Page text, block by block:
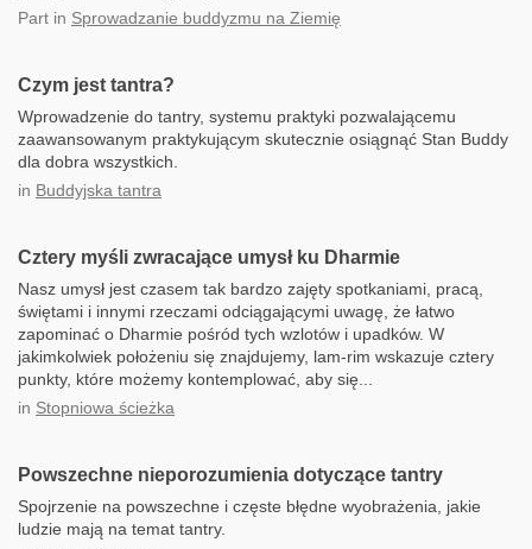
Part in Sprowadzanie buddyzmu na Ziemię
Czym jest tantra?
Wprowadzenie do tantry, systemu praktyki pozwalającemu
zaawansowanym praktykującym skutecznie osiągnąć Stan Buddy
dla dobra wszystkich.
in Buddyjska tantra
Cztery myśli zwracające umysł ku Dharmie
Nasz umysł jest czasem tak bardzo zajęty spotkaniami, pracą,
świętami i innymi rzeczami odciągającymi uwagę, że łatwo
zapominać o Dharmie pośród tych wzlotów i upadków. W
jakimkolwiek położeniu się znajdujemy, lam-rim wskazuje cztery
punkty, które możemy kontemplować, aby się...
in Stopniowa ścieżka
Powszechne nieporozumienia dotyczące tantry
Spojrzenie na powszechne i częste błędne wyobrażenia, jakie
ludzie mają na temat tantry.